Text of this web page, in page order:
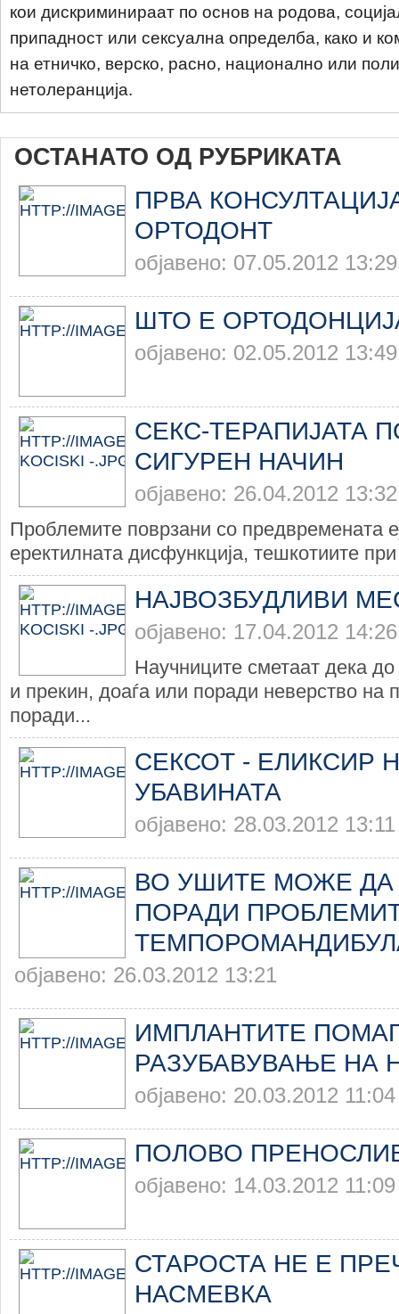
кои дискриминираат по основ на родова,
припадност или сексуална определба, како и
на етничко, верско, расно, национално или
нетолеранција.
ОСТАНАТО ОД РУБРИКАТА
ПРВА
ОРТОДОНТ
објавено: 07.05.2012 13:29
ШТО Е
објавено: 02.05.2012 13:49
СЕКС-ТЕРАПИЈАТА
СИГУРЕН НАЧИН
објавено: 26.04.2012 13:32
Проблемите поврзани со предвремената
еректилната дисфункција, тешкотиите
НАЈВОЗБУДЛИВИ
објавено: 17.04.2012 14:26
Научниците сметаат дека
и прекин, доаѓа или поради неверство на
поради...
СЕКСОТ - ЕЛИКСИР
УБАВИНАТА
објавено: 28.03.2012 13:11
ВО УШИТЕ МОЖЕ ДА
ПОРАДИ
објавено: 26.03.2012 13:21
ИМПЛАНТИТЕ
РАЗУБАВУВАЊЕ НА
објавено: 20.03.2012 11:04
ПОЛОВО
објавено: 14.03.2012 11:09
СТАРОСТА НЕ Е
НАСМЕВКА